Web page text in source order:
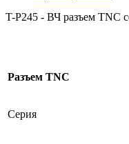
T-P245 - ВЧ разъем TNC
Разъем TNC
Серия